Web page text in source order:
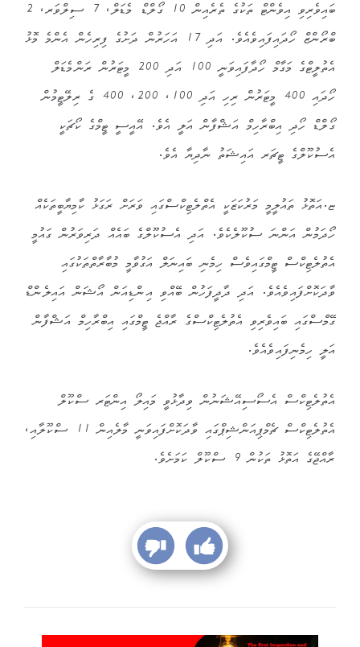
ބައިވެރިވި އިވެންޓް ތަކުގެ ތެރެއިން 10 ގޯލްޑް މެޑަލް، 7 ސިލްވަރ، 2
ބްރޯންޒް ހޯދައިފައިވެއެވެ. އަދި 17 އަހަރުން ދަށުގެ ފިރިހެން އެންމެ މޮޅު
އެތުލީޓްގެ މަގާމް ހޯދާފައިވަނީ 100 އަދި 200 މީޓަރުން ރަންމެޑަލް
ހޯދައި 400 މީޓަރުން ރިހި އަދި 100، 200، 400 ގެ ރިލޭޓީމުން
ގޯލްޑް ހޯދި އިބްރާހިމް އަޝްފާން އަލީ އެވެ. އޭއީސީ ޓީމްގެ ކޯޗަކީ
އެސުކޫލްގެ ޓީޗަރ އައިޝަތު ނާދިޔާ އެވެ.
ޏ.އަތޮޅު ތައުލީމީ މަރުކަޒަކީ އެތްލެޓިކްސްގައި ވަރަށް ރަގަޅު ކާމިޔާބީތަކެއް
ހޯދަމުން އަންނަ ސުކޫލެކެވެ. އަދި އެސުކޫލްގެ ބައެއް ދަރިވަރުން ގައުމީ
އެތުލެޓިކްސް ޓީމްގައިވެސް ހިމެނި ބައިނަލް އަގުވާމީ މުބާރާތްތަކުގައި
ވާދަކޮށްފައިވެއެވެ. އަދި ދާދީފަހުން ބޭއްވި އިންޑިއަން އޯޝަން އައިލެންޑް
ގޭމްސްގައި ބައިވެރިވި އެތުލެޓިކްސްގެ ރާއްޖެ ޓީމްގައި އިބްރާހިމް އަޝްފާން
އަލީ ހިމެނިފައިވެއެވެ.
އެތުލެޓިކްސް އެސޯސިއޭޝަނުން ވިދާޅުވީ މައިލޯ އިންޓަރ ސްކޫލް
އެތުލެޓިކްސް ޗެމްޕިއަންޝިޕްގައި ވާދަކޮށްފައިވަނީ މާލެއިން 11 ސްކޫލާއި،
ރާއްޖޭގެ އަތޮޅު ތަކުން 9 ސްކޫލް ކަމަށެވެ.